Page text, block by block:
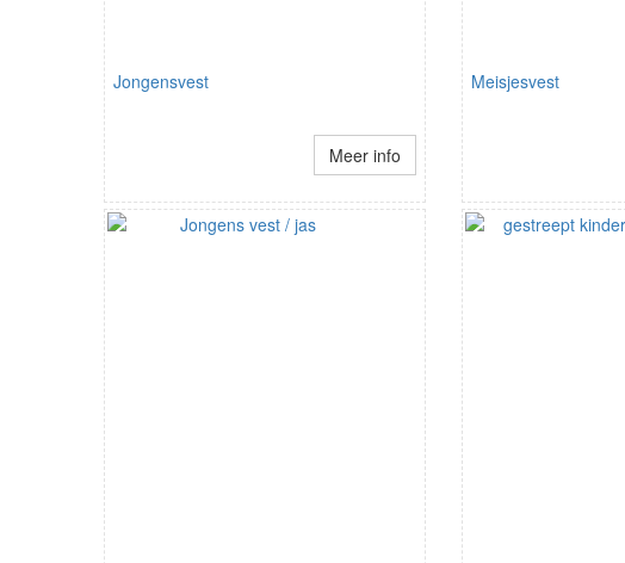
Jongensvest
Meer info
Meisjesvest